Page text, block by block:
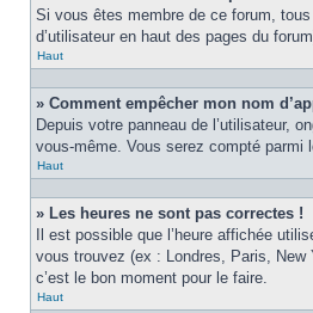
Si vous êtes membre de ce forum,
d’utilisateur en haut des pages du
Haut
» Comment empêcher mon nom
Depuis votre panneau de l’utilisateur,
vous-même. Vous serez compté parmi
Haut
» Les heures ne sont pas correctes !
Il est possible que l’heure affichée
vous trouvez (ex : Londres, Paris, New
c’est le bon moment pour le faire.
Haut